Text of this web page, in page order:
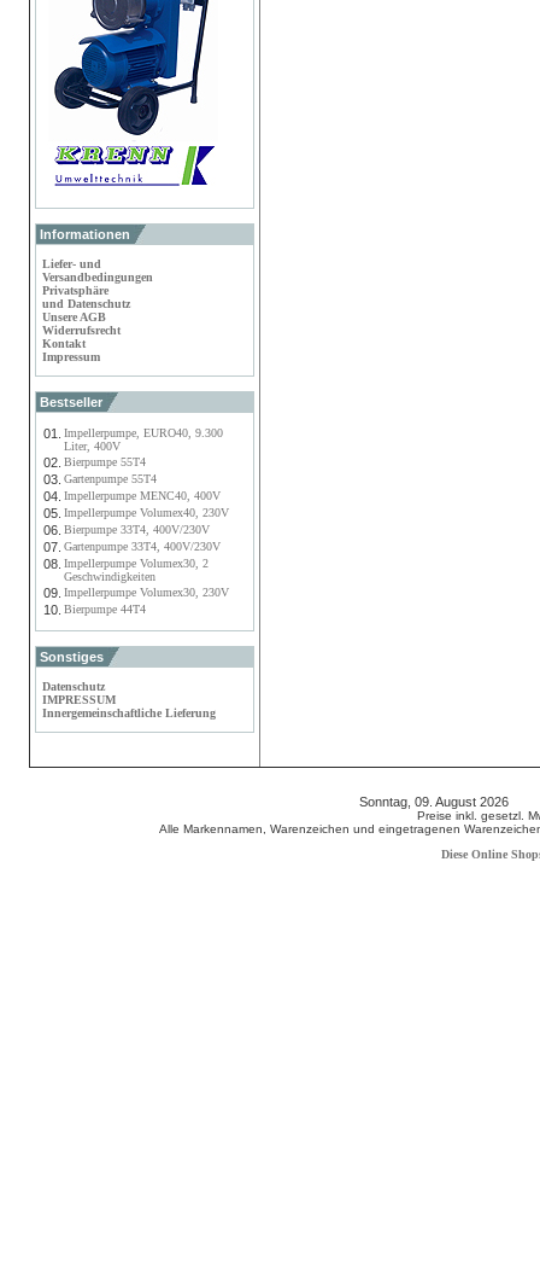
Informationen
Liefer- und
Versandbedingungen
Privatsphäre
und Datenschutz
Unsere AGB
Widerrufsrecht
Kontakt
Impressum
Bestseller
01.
Impellerpumpe, EURO40, 9.300
Liter, 400V
02. Bierpumpe 55T4
03. Gartenpumpe 55T4
04. Impellerpumpe MENC40, 400V
05. Impellerpumpe Volumex40, 230V
06. Bierpumpe 33T4, 400V/230V
07. Gartenpumpe 33T4, 400V/230V
08. Impellerpumpe Volumex30, 2
Geschwindigkeiten
09. Impellerpumpe Volumex30, 230V
10. Bierpumpe 44T4
Sonstiges
Datenschutz
IMPRESSUM
Innergemeinschaftliche Lieferung
Sonntag, 09. August 2026
Preise inkl. gesetzl.
Alle Markennamen, Warenzeichen und eingetragenen
Diese Online